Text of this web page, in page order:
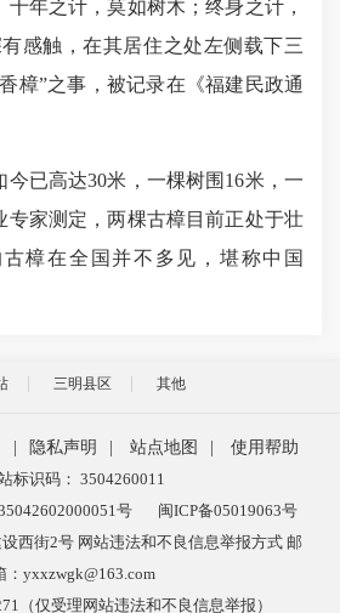
年之计，莫如树木；终身之计，
感触，在其居住之处左侧载下三
樟”之事，被记录在《福建民政通
已高达30米，一棵树围16米，一
专家测定，两棵古樟目前正处于壮
樟在全国并不多见，堪称中国
三明县区 其他
隐私声明 站点地图
使用帮助
标识码： 3504260011
号
闽ICP备05019063号
西街2号 网站违法和不良信息举报方式 邮
：yxxzwgk@163.com
（仅受理网站违法和不良信息举报）